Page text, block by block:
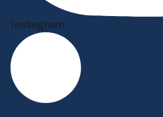
Instagram